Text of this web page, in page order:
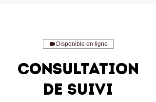
Disponible en ligne
Consultation
de suivi